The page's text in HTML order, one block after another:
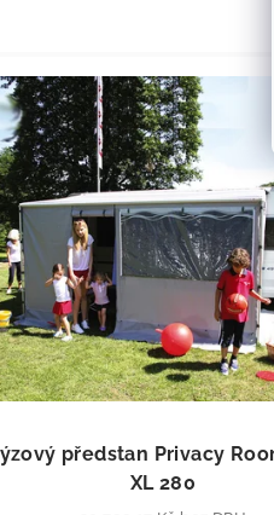
předstan Privacy
XL 280